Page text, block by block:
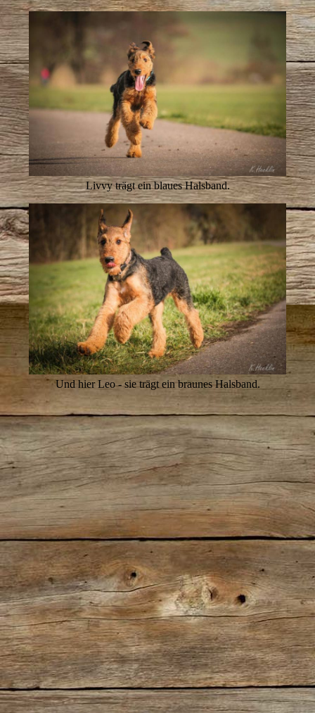
Livvy trägt ein blaues Halsband.
Und hier Leo - sie trägt ein braunes Halsband.